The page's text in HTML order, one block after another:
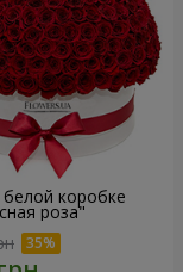
коробке
роза"